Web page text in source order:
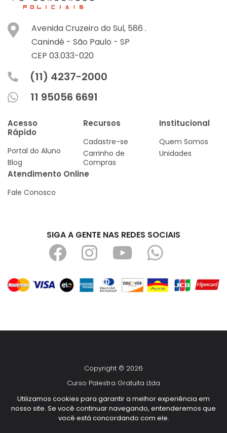
Avenida Cruzeiro do Sul, 586 .
Canindé - São Paulo - SP
CEP 03.033-020
(11) 4237-2000
11 95056 6691
Acesso
Rápido
Portal do Aluno
Blog
Recursos
Cadastre-se
Carrinho de
Compras
Institucional
Quem Somos
Unidades
Atendimento Online
Fale Conosco
SIGA A GENTE NAS REDES SOCIAIS
Copyright © 2026
Curso Palestra Gratuita Ltda
CNPJ 14.292.947/0001-28
Todos os direitos reservados
Utilizamos cookies para garantir a melhor experiência em
nosso site. Se você continuar navegando, entenderemos que
você está concordando com ele.